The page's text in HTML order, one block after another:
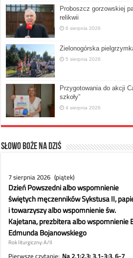
Proboszcz gorzowskiej
relikwii
6 sierpnia 2026
Zielonogórska
5 sierpnia 2026
Przygotowania do akcji
szkoły”
4 sierpnia 2026
Słowo Boże na dziś